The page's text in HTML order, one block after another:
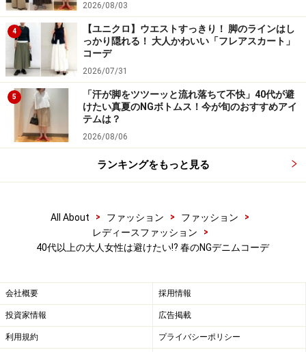
4. 足の甲の部分でデニムがたるむのはNG
春夏コーデは、足元がもたつかずすっきりしていること
がおしゃれ見えのコツ。スタイルよく見せるためには
「足首を見せて抜け感を作る」というテクニックも。
特にデニムコーデの際に気を付けたいのは、裾がシュー
ズの上の甲の部分にのってしまい、たるむこと。
ってしまう上に、足元が詰まって見え、短足に見えてし
まうことも……。また、アメカジ好きの男性にも多く見か
けられる特徴なので、男性っぽい雰囲気にもなりがちで
2026/08/03
4
【ユニクロ】ウエストすっきり！ 脚のラインはし
っかり隠れる！ 大人かわいい「フレアスカート」
コーデ
2026/07/31
5
「汗が脚をツツーッと流れ落ちて不快」40代が避
けたい真夏のNGボトムス！今が旬のおすすめアイ
テムは？
2026/08/06
ランキングをもっと見る
All About > ファッション > ファッション
>
レディースファッション
>
40代以上の大人女性は避けたい!? 春のNGデニムコーデ
会社概要 採用情報
投資家情報 広告掲載
利用規約 プライバシーポリシー